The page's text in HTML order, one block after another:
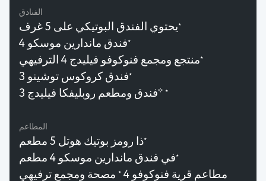
الفنادق
يحتوي الفندق البوتيكي على 5 غرف★
فندق ماندارين موسكو 4★
منتجع ومجمع فنوكوفو فيليدج 4 الترفيهي★
فندق كروكوس توشينو 3★
فندق ومطعم روبليفكا فيليدج 3* ★
المطاعم
ذا رومز بوتيك هوتل 5 مطعم★
في فندق ماندارين موسكو 4 مطعم★
مطاعم قرية فنوكوفو 4 ★ مصحة ومجمع ترفيهي